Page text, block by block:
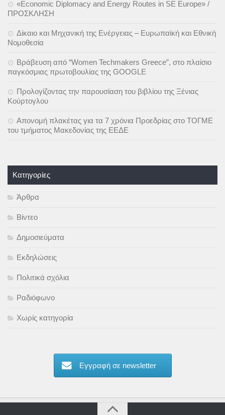
«Economic Diplomacy and Energy Routes in SE Europe» /
ΠΡΟΣΚΛΗΣΗ
Δίκαιο και Μηχανική της Ενέργειας – Ευρωπαϊκή και Εθνική
Νομοθεσία
Βράβευση από “Women Techmakers Greece”, στο πλαίσιο
παγκόσμιας πρωτοβουλίας της GOOGLE
Προλογίζοντας την παρουσίαση του βιβλίου της Ξένιας
Κούρτογλου
Απονομή πλακέτας για τα 7 χρόνια Προεδρίας στο ΤΟΓΜΕ
του τμήματος Μακεδονίας της ΕΕΔΕ
Kατηγορίες
Άρθρα
Βίντεο
Δημοσιεύματα
Εκδηλώσεις
Πολιτικά σχόλια
Ραδιόφωνο
Χωρίς κατηγορία
Εγγραφή σε newsletter